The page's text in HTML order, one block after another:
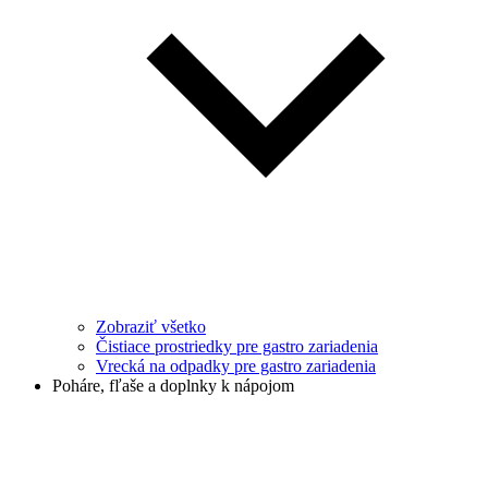
Zobraziť všetko
Čistiace prostriedky pre gastro zariadenia
Vrecká na odpadky pre gastro zariadenia
Poháre, fľaše a doplnky k nápojom